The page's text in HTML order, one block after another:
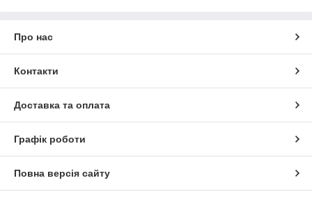
Про нас
Контакти
Доставка та оплата
Графік роботи
Повна версія сайту